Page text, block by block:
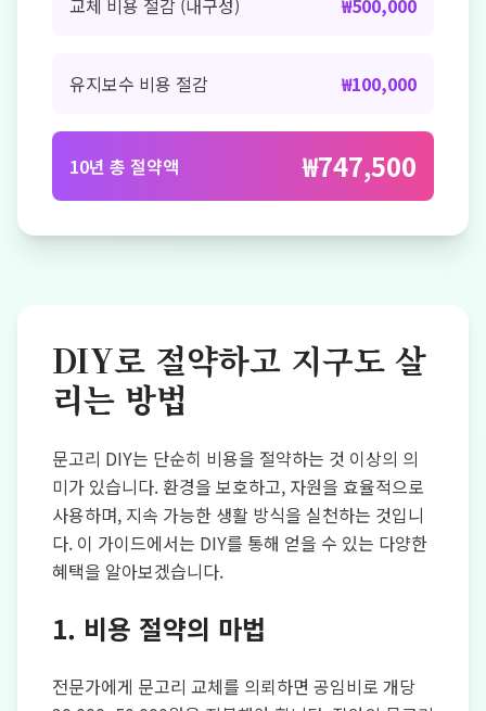
교체 비용 절감 (내구성) ₩500,000
유지보수 비용 절감 ₩100,000
10년 총 절약액 ₩747,500
DIY로 절약하고 지구도 살
리는 방법
문고리 DIY는 단순히 비용을 절약하는 것 이상의 의
미가 있습니다. 환경을 보호하고, 자원을 효율적으로
사용하며, 지속 가능한 생활 방식을 실천하는 것입니
다. 이 가이드에서는 DIY를 통해 얻을 수 있는 다양한
혜택을 알아보겠습니다.
1. 비용 절약의 마법
전문가에게 문고리 교체를 의뢰하면 공임비로 개당